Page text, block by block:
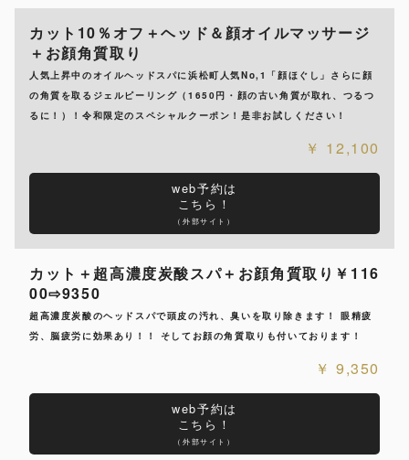
カット10％オフ＋ヘッド＆顔オイルマッサージ
＋お顔角質取り
人気上昇中のオイルヘッドスパに浜松町人気No,1「顔ほぐし」さらに顔
の角質を取るジェルピーリング（1650円・顔の古い角質が取れ、つるつ
るに！）！令和限定のスペシャルクーポン！是非お試しください！
12,100
web予約は
こちら！
（外部サイト）
カット＋超高濃度炭酸スパ＋お顔角質取り￥116
00⇨9350
超高濃度炭酸のヘッドスパで頭皮の汚れ、臭いを取り除きます！ 眼精疲
労、脳疲労に効果あり！！ そしてお顔の角質取りも付いております！
9,350
web予約は
こちら！
（外部サイト）